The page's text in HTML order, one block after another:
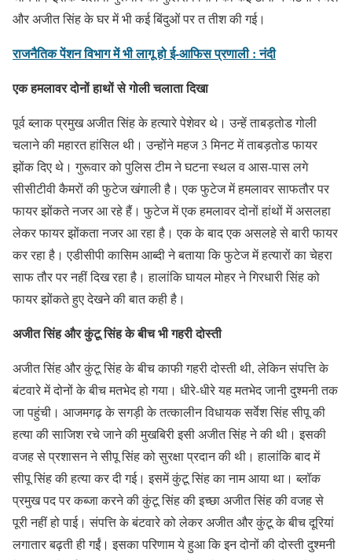
और अजीत सिंह के घर में भी कई बिंदुओं पर त तीश की गई।
राजनैतिक पेंशन विभाग में भी लागू हो ई-आफिस प्रणाली : नंदी
एक हमलावर दोनों हाथों से गोली चलाता दिखा
पूर्व ब्लाक प्रमुख अजीत सिंह के हत्यारे पेशेवर थे। उन्हें ताबड़तोड गोली
चलाने की महारत हांसिल थी। उन्होंने महज 3 मिनट में ताबड़तोड फायर
झोंक दिए थे। गुरूवार को पुलिस टीम ने घटना स्थल व आस-पास लगे
सीसीटीवी कैमरों की फुटेज खंगाली है। एक फुटेज में हमलावर साफतौर पर
फायर झोंकते नजर आ रहे हैं। फुटेज में एक हमलावर दोनों हांथों में असलहा
लेकर फायर झोंकता नजर आ रहा है। एक के बाद एक असलहे से बारी फायर
कर रहा है। एडीसीपी कासिम आब्दी ने बताया कि फुटेज में हत्यारों का चेहरा
साफ तौर पर नहीं दिख रहा है। हालांकि घायल मोहर ने गिरधारी सिंह को
फायर झोंकते हुए देखने की बात कही है।
अजीत सिंह और कुंटू सिंह के बीच भी गहरी दोस्ती
अजीत सिंह और कुंटू सिंह के बीच काफी गहरी दोस्ती थी, लेकिन संपत्ति के
बंटवारे में दोनों के बीच मतभेद हो गया। धीरे-धीरे यह मतभेद जानी दुश्मनी तक
जा पहुंची। आजमगढ़ के सगड़ी के तत्कालीन विधायक सर्वेश सिंह सीपू की
हत्या की साजिश रचे जाने की मुखबिरी इसी अजीत सिंह ने की थी। इसकी
वजह से प्रशासन ने सीपू सिंह को सुरक्षा प्रदान की थी। हालांकि बाद में
सीपू सिंह की हत्या कर दी गई। इसमें कुंटू सिंह का नाम आया था। ब्लॉक
प्रमुख पद पर कब्जा करने की कुंटू सिंह की इच्छा अजीत सिंह की वजह से
पूरी नहीं हो पाई। संपत्ति के बंटवारे को लेकर अजीत और कुंटू के बीच दूरियां
लगातार बढ़ती ही गईं। इसका परिणाम ये हुआ कि इन दोनों की दोस्ती दुश्मनी